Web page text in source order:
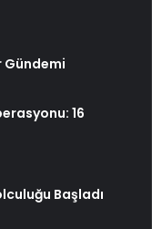
Gündemi
16
Başladı